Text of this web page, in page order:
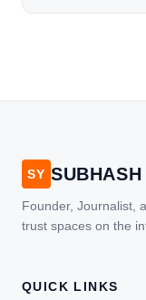
[…]
SY SUBHASH
Founder, Journalist,
trust spaces on the
QUICK LINKS